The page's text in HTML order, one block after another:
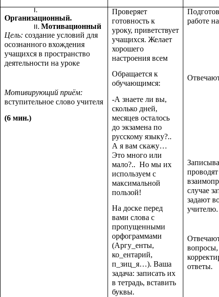
Организационный.
Мотивационный
Цель: создание условий для
осознанного вхождения
учащихся в пространство
деятельности на уроке
Мотивирующий приём:
вступительное слово учителя
(6 мин.)
Проверяет
готовность к
уроку, приветствует
учащихся. Желает
хорошего
настроения всем
Обращается к
обучающимся:
-А знаете ли вы,
сколько дней,
месяцев осталось
до экзамена по
русскому языку?..
А я вам скажу…
Это много или
мало?.. Но мы их
используем с
максимальной
пользой!
На доске перед
вами слова с
пропущенными
орфограммами
(Аргу_енты,
ко_ентарий,
п_зиц_я…). Ваша
задача: записать их
в тетрадь, вставить
буквы.
работе
проводят
случае
задают
учителю.
вопросы,
ответы.